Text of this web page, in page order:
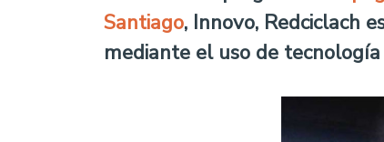
Santiago, Innovo, Redciclach
mediante el uso de tecnología